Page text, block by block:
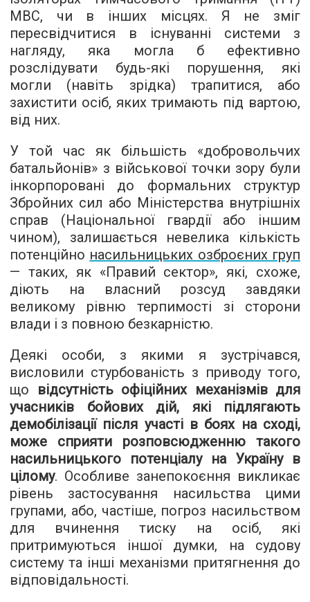
МВС, чи в інших місцях. Я не зміг
пересвідчитися в існуванні системи з
нагляду, яка могла б ефективно
розслідувати будь-які порушення, які
могли (навіть зрідка) трапитися, або
захистити осіб, яких тримають під вартою,
від них.
У той час як більшість «добровольчих
батальйонів» з військової точки зору були
інкорпоровані до формальних структур
Збройних сил або Міністерства внутрішніх
справ (Національної гвардії або іншим
чином), залишається невелика кількість
потенційно насильницьких озброєних груп
— таких, як «Правий сектор», які, схоже,
діють на власний розсуд завдяки
великому рівню терпимості зі сторони
влади і з повною безкарністю.
Деякі особи, з якими я зустрічався,
висловили стурбованість з приводу того,
що
відсутність офіційних механізмів для
учасників бойових дій, які підлягають
демобілізації після участі в боях на сході,
може сприяти розповсюдженню такого
насильницького потенціалу на Україну в
цілому. Особливе занепокоєння викликає
рівень застосування насильства цими
групами, або, частіше, погроз насильством
для вчинення тиску на осіб, які
притримуються іншої думки, на судову
систему та інші механізми притягнення до
відповідальності.